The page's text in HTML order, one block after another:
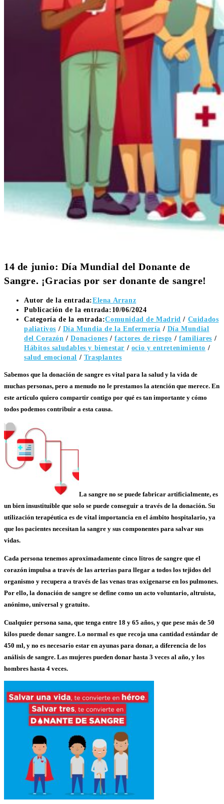
14 de junio: Día Mundial del Donante de
Sangre. ¡Gracias por ser donante de sangre!
Autor de la entrada:Elena Arranz
Publicación de la entrada: 10/06/2024
Categoría de la entrada:Comunidad de Madrid / Cuidados
paliativos / Día Mundia de la Enfermería / Día Mundial
del Corazón / Donaciones / factores de riesgo / familiares /
Hábitos saludables y bienestar / ocio y entretenimiento /
salud emocional / Trasplantes
Sabemos que la donación de sangre es vital para la salud y la vida de
muchas personas, pero a menudo no le prestamos la atención que merece. En
este artículo quiero compartir contigo por qué es tan importante y cómo
todos podemos contribuir a esta causa.
La sangre no se puede fabricar artificialmente, es
un bien insustituible que solo se puede conseguir a través de la donación. Su
utilización terapéutica es de vital importancia en el ámbito hospitalario, ya
que los pacientes necesitan la sangre y sus componentes para salvar sus
vidas.
Cada persona tenemos aproximadamente cinco litros de sangre que el
corazón impulsa a través de las arterias para llegar a todos los tejidos del
organismo y recupera a través de las venas tras oxigenarse en los pulmones.
Por ello, la donación de sangre se define como un acto voluntario, altruista,
anónimo, universal y gratuito.
Cualquier persona sana, que tenga entre 18 y 65 años, y que pese más de 50
kilos puede donar sangre. Lo normal es que recoja una cantidad estándar de
450 ml, y no es necesario estar en ayunas para donar, a diferencia de los
análisis de sangre. Las mujeres pueden donar hasta 3 veces al año, y los
hombres hasta 4 veces.